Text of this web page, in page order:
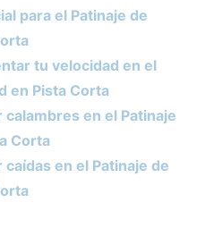
para el Patinaje de
tu velocidad en el
en Pista Corta
en el Patinaje
Corta
en el Patinaje de